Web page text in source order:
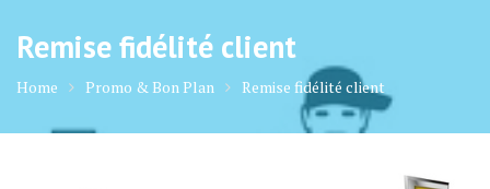
Remise fidélité client
Home Promo & Bon Plan Remise fidélité client